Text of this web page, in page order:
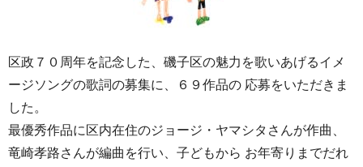
区政７０周年を記念した、磯子区の魅力を歌いあげるイメ
ージソングの歌詞の募集に、６９作品の 応募をいただきま
した。
最優秀作品に区内在住のジョージ・ヤマシタさんが作曲、
竜崎孝路さんが編曲を行い、子どもから お年寄りまでだれ